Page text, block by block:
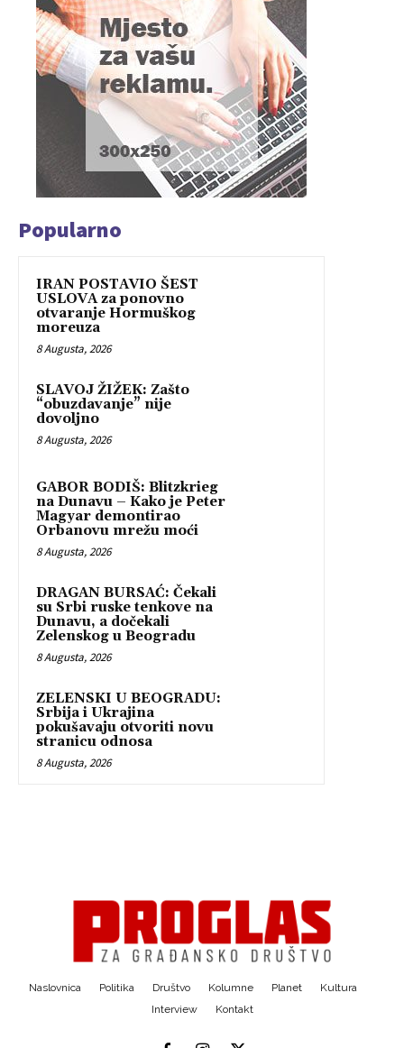
Popularno
IRAN POSTAVIO ŠEST
USLOVA za ponovno
otvaranje Hormuškog
moreuza
8 Augusta, 2026
SLAVOJ ŽIŽEK: Zašto
“obuzdavanje” nije
dovoljno
8 Augusta, 2026
GABOR BODIŠ: Blitzkrieg
na Dunavu – Kako je Peter
Magyar demontirao
Orbanovu mrežu moći
8 Augusta, 2026
DRAGAN BURSAĆ: Čekali
su Srbi ruske tenkove na
Dunavu, a dočekali
Zelenskog u Beogradu
8 Augusta, 2026
ZELENSKI U BEOGRADU:
Srbija i Ukrajina
pokušavaju otvoriti novu
stranicu odnosa
8 Augusta, 2026
Naslovnica Politika Društvo Kolumne Planet
Kultura
Interview
Kontakt